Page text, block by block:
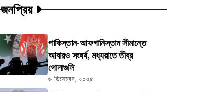
জনপ্রিয়
পাকিস্তান-আফগানিস্তান সীমান্তে
আবারও সংঘর্ষ, মধ্যরাতে তীব্র
গোলাগুলি
৬ ডিসেম্বর, ২০২৫